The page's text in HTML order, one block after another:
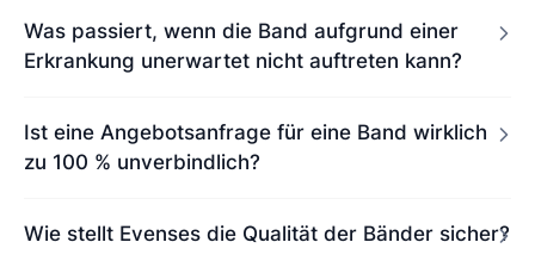
Was passiert, wenn die Band aufgrund einer
Erkrankung unerwartet nicht auftreten kann?
Ist eine Angebotsanfrage für eine Band wirklich
zu 100 % unverbindlich?
Wie stellt Evenses die Qualität der Bänder sicher?